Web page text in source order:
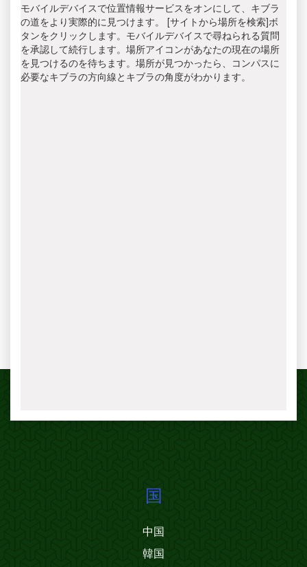
モバイルデバイスで位置情報サービスをオンにして、キブラ
の道をより実際的に見つけます。 [サイトから場所を検索]ボ
タンをクリックします。モバイルデバイスで尋ねられる質問
を承認して続行します。場所アイコンがあなたの現在の場所
を見つけるのを待ちます。場所が見つかったら、コンパスに
必要なキブラの方向線とキブラの角度がわかります。
国
中国
韓国